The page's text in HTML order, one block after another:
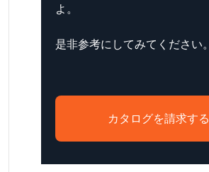
よ。
是非参考にしてみてください。
カタログを請求する